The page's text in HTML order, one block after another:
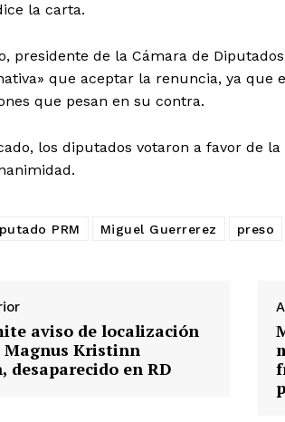
la carta.
presidente de la Cámara de
que aceptar la renuncia, ya que
que pesan en su contra.
los diputados votaron a favor de
PRM Miguel Guerrerez preso
aviso de localización
Magnus Kristinn
desaparecido en RD